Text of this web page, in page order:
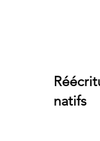
natifs